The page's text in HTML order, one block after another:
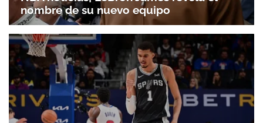
nombre de su nuevo equipo